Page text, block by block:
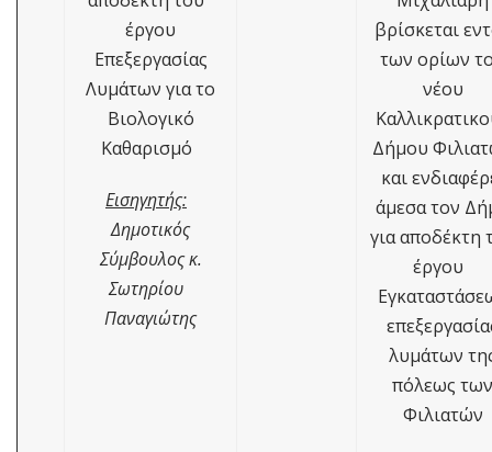
έργου
Επεξεργασίας
Λυμάτων για το
Βιολογικό
Καθαρισμό
Εισηγητής:
Δημοτικός
Σύμβουλος κ.
Σωτηρίου
Παναγιώτης
βρίσκεται
των ορίων
νέου
Δήμου
και
άμεσα τον
για αποδέκτη
έργου
λυμάτων
πόλεως των
Φιλιατών